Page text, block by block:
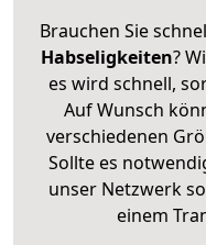
Brauchen Sie
Habseligkeiten?
es wird schnell,
Auf Wunsch
verschiedenen
Sollte es
unser Netzwerk
einem